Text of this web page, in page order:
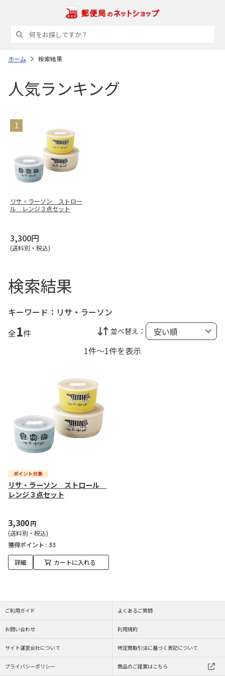
ホーム 検索結果
人気ランキング
リサ・ラーソン ストロー
ル レンジ３点セット
3,300円
(送料別・税込)
検索結果
キーワード： リサ・ラーソン
全1件 並べ替え：
1件～1件を表示
リサ・ラーソン ストロール
レンジ３点セット
3,300円
(送料別・税込)
獲得ポイント : 33
詳細 カートに入れる
ご利用ガイド よくあるご質問
お問い合わせ 利用規約
サイト運営会社について 特定商取引法に基づく表記について
プライバシーポリシー 商品のご提案はこちら